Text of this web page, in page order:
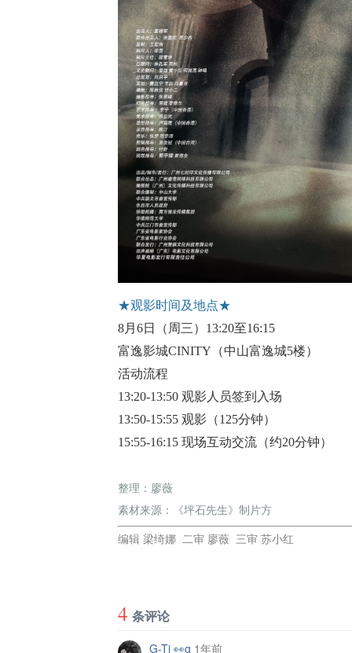
★观影时间及地点★
8月6日（周三）13:20至16:15
富逸影城CINITY（中山富逸城5楼）
活动流程
13:20-13:50 观影人员签到入场
13:50-15:55 观影（125分钟）
15:55-16:15 现场互动交流（约20分钟）
整理：廖薇
素材来源：《坪石先生》制片方
编辑 梁绮娜 二审 廖薇 三审 苏小红
4 条评论
G-Ti 👀g 1年前